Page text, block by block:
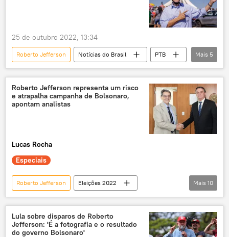
25 de outubro 2022, 13:34
Roberto Jefferson Notícias do Brasil
PTB
ONU
Associação Brasileira de Imprensa (ABI)
TSE
direitos humanos
Polícia Federal (PF)
Mais 5
Roberto Jefferson representa um risco
e atrapalha campanha de Bolsonaro,
apontam analistas
Lucas Rocha
Especiais
Roberto Jefferson
Eleições 2022
Jair Bolsonaro
Eleições 2022
Luiz Inácio Lula da Silva
Supremo Tribunal Federal (STF)
PTB
Mais 10
Lula sobre disparos de Roberto
Jefferson: 'É a fotografia e o resultado
do governo Bolsonaro'